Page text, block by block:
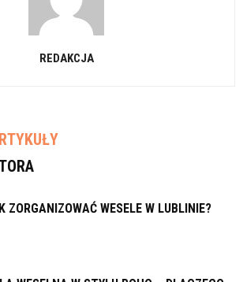
REDAKCJA
ZORGANIZOWAĆ WESELE W LUBLINIE?